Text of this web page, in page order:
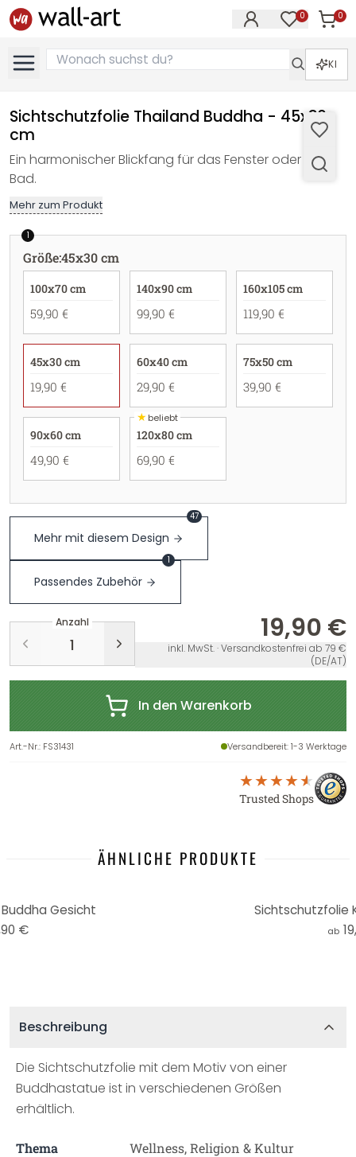
0 0
KI
Sichtschutzfolie Thailand Buddha - 45x30
cm
Ein harmonischer Blickfang für das Fenster oder das
Bad.
Mehr zum Produkt
1
Größe:45x30 cm
100x70 cm
59,90 €
140x90 cm
99,90 €
160x105 cm
119,90 €
45x30 cm
19,90 €
60x40 cm
29,90 €
75x50 cm
39,90 €
90x60 cm
49,90 €
★beliebt
120x80 cm
69,90 €
Mehr mit diesem Design
47
Passendes Zubehör
1
Anzahl 19,90 €
inkl. MwSt. · Versandkostenfrei ab 79 €
(DE/AT)
In den Warenkorb
Art.-Nr.: FS31431 Versandbereit: 1-3 Werktage
Trusted Shops
ÄHNLICHE PRODUKTE
Gesicht
€
Sichtschutzfolie
ab
Beschreibung
Die Sichtschutzfolie mit dem Motiv von einer
Buddhastatue ist in verschiedenen Größen
erhältlich.
Thema Wellness, Religion & Kultur